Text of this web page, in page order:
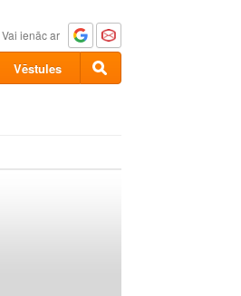
Vai ienāc ar
Vēstules